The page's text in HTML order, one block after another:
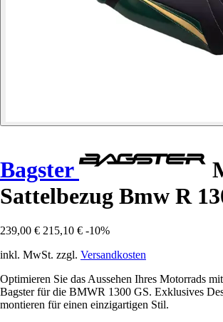
Bagster
Sattelbezug Bmw R
239,00 € 215,10 € -10%
inkl. MwSt. zzgl. Versandkosten
Optimieren Sie das Aussehen Ihres Motorrads
Bagster für die BMWR 1300 GS. Exklusives
montieren für einen einzigartigen Stil.